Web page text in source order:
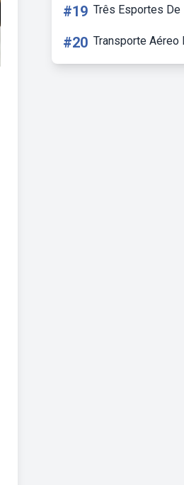
#19 Três Esportes De
#20 Transporte Aéreo